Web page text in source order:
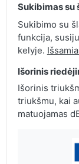
Sukibimas su
Sukibimo su
funkcija,
kelyje.
Išorinis
Išorinis
triukšmu, kai
matuojamas